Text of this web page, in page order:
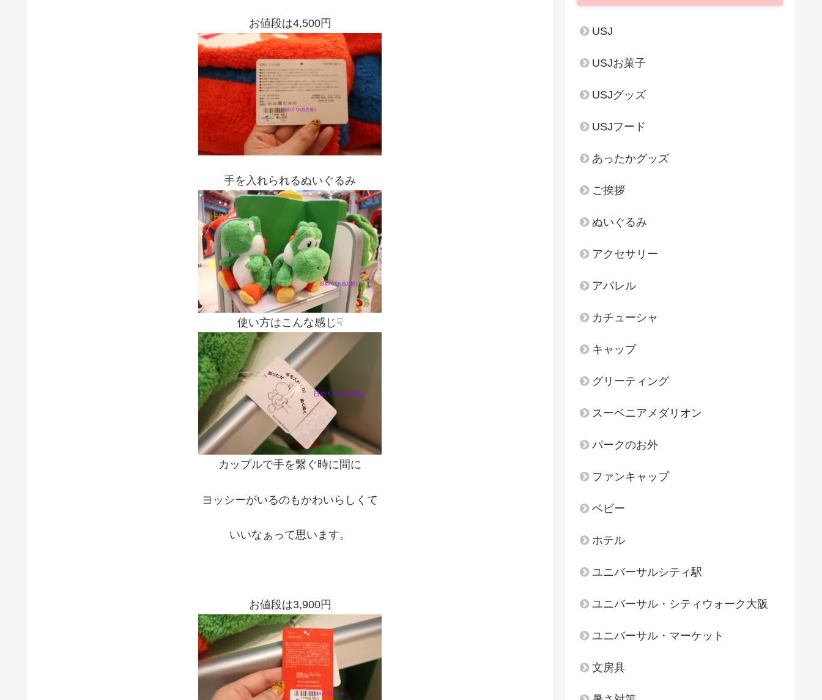
お値段は4,500円
手を入れられるぬいぐるみ
使い方はこんな感じ☟
カップルで手を繋ぐ時に間に
ヨッシーがいるのもかわいらしくて
いいなぁって思います。
お値段は3,900円
USJ
USJお菓子
USJグッズ
USJフード
あったかグッズ
ご挨拶
ぬいぐるみ
アクセサリー
アパレル
カチューシャ
キャップ
グリーティング
スーベニアメダリオン
パークのお外
ファンキャップ
ベビー
ホテル
ユニバーサルシティ駅
ユニバーサル・シティウォーク大阪
ユニバーサル・マーケット
文房具